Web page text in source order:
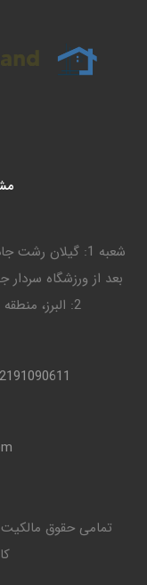
شعبه 1: گیلان
بعد از ورزشگاه
2: البرز، منطقه کردان، سهیلیه، خ ولیعصر، سنقرآباد
09120259611-09113329611
تمامی حقوق